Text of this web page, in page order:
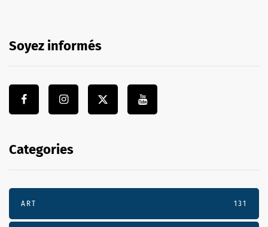
Soyez informés
Categories
ART 131